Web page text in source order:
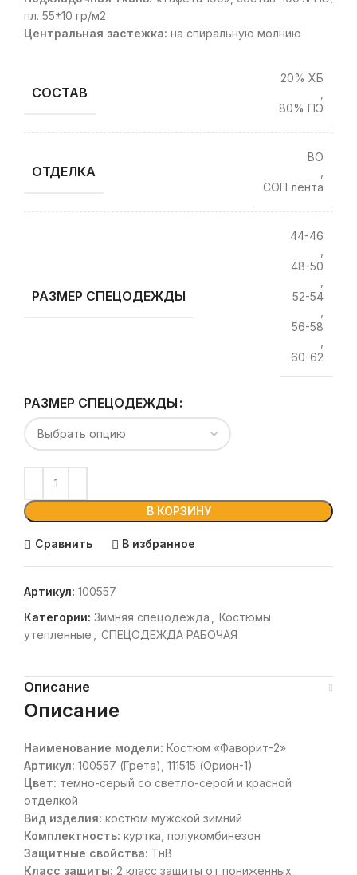
пл. 55±10 гр/м2
Центральная застежка: на спиральную молнию
СОСТАВ
20% ХБ
80% ПЭ
ОТДЕЛКА
ВО
СОП лента
РАЗМЕР СПЕЦОДЕЖДЫ
44-46
48-50
52-54
56-58
60-62
РАЗМЕР СПЕЦОДЕЖДЫ
В КОРЗИНУ
Сравнить В избранное
Артикул: 100557
Категории: Зимняя спецодежда
Костюмы
утепленные
СПЕЦОДЕЖДА РАБОЧАЯ
Описание
Описание
Наименование модели: Костюм «Фаворит-2»
Артикул: 100557 (Грета), 111515 (Орион-1)
Цвет: темно-серый со светло-серой и красной
отделкой
Вид изделия: костюм мужской зимний
Комплектность: куртка, полукомбинезон
Защитные свойства: ТнВ
Класс защиты: 2 класс защиты от пониженных